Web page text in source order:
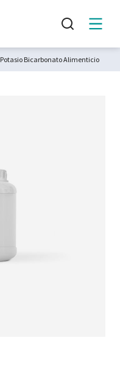
Potasio Bicarbonato Alimenticio